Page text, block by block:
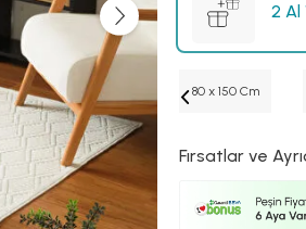
2 Al
80 x 150 Cm
Fırsatlar ve